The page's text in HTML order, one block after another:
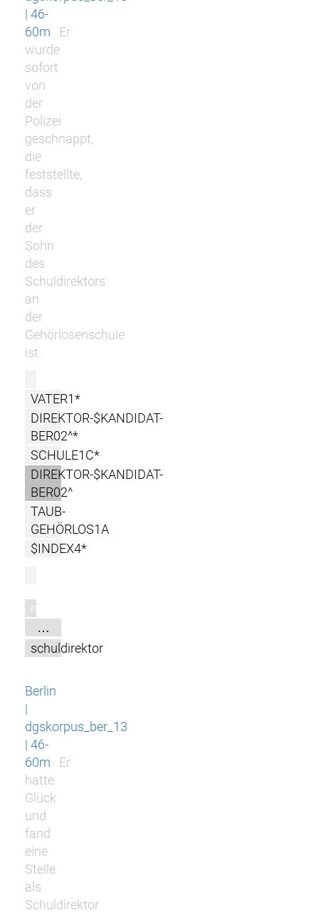
| 46-
60m
Er
wurde
sofort
von
der
Polizei
geschnappt,
die
feststellte,
dass
er
der
Sohn
des
Schuldirektors
an
der
Gehörlosenschule
ist.
VATER1*
DIREKTOR-$KANDIDAT-
BER02^*
SCHULE1C*
DIREKTOR-$KANDIDAT-
BER02^
TAUB-
GEHÖRLOS1A
$INDEX4*
m
…
schuldirektor
Berlin
|
dgskorpus_ber_13
| 46-
60m
Er
hatte
Glück
und
fand
eine
Stelle
als
Schuldirektor